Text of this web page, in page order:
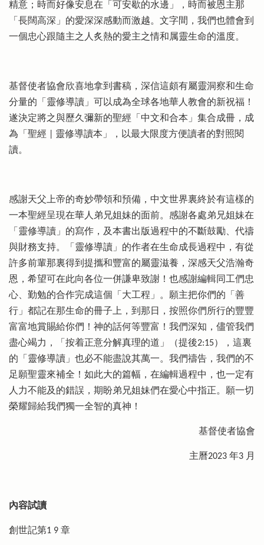
精意；時而好像安息在「可安歇的水邊」，時而被恩主那
「長闊高深」的愛深深感動而激越。文字間，我們也體會到
一個忠心跟隨主之人炙熱的愛主之情和属靈生命的溫度。
基督使者協會欣喜地拿到書稿，深信這頗有屬靈洞察和生命
分量的「靈修導讀」可以成為全球各地華人教會的新祝福！
遂決定將之與歷久彌新的聖經「中文和合本」集合成冊，成
為「聖經 | 靈修導讀本」，以最大限度方便讀者的對照閱
讀。
感謝天父上帝的奇妙帶領和預備，中文世界裏終於有這樣的
一本聖經呈現在華人弟兄姐妹的面前。感謝各處弟兄姐妹在
「靈修導讀」的寫作，及本書出版過程中的不斷鼓勵、代禱
與財務支持。「靈修導讀」的作者在生命成長過程中，有從
許多前輩那裏得到提攜和豐富的屬靈滋養，深感天父浩瀚奇
恩，希望可在此向各位一併謙卑致謝！也感謝編輯同工們忠
心、勤勉的合作完成這個「大工程」。願主把你們的「善
行」都記在那生命的冊子上，到那日，按照你們所行的豐豐
富富地賞賜給你們！神的話何等豐富！我們深知，儘管我們
盡心竭力，「按着正意分解真理的道」（提後2:15），這裏
的「靈修導讀」也必不能盡說其萬一。我們禱告，我們的不
足願聖靈來補全！如此大的篇幅，在編輯過程中，也一定有
人力不能及的錯誤，期盼弟兄姐妹們在愛心中指正。願一切
榮耀歸給我們獨一全智的真神！
基督使者協會
主曆2023 年3 月
內容試讀
創世記第1 9 章